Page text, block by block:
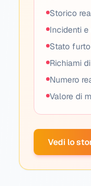
Storico
Incidenti e
Stato
Richiami
Numero
Valore di
Vedi lo